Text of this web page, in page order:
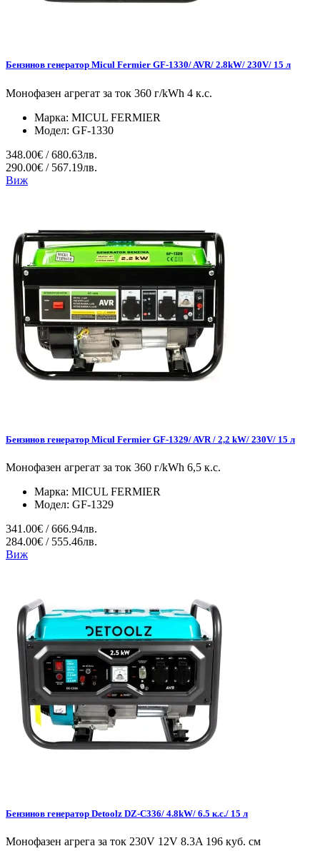
Бензинов генератор Micul Fermier GF-1330/ AVR/ 2.8kW/ 230V/ 15 л
Монофазен агрегат за ток 360 г/kWh 4 к.с.
Марка: MICUL FERMIER
Модел: GF-1330
348.00€ / 680.63лв.
290.00€ / 567.19лв.
Виж
Бензинов генератор Micul Fermier GF-1329/ AVR / 2,2 kW/ 230V/ 15 л
Монофазен агрегат за ток 360 г/kWh 6,5 к.с.
Марка: MICUL FERMIER
Модел: GF-1329
341.00€ / 666.94лв.
284.00€ / 555.46лв.
Виж
Бензинов генератор Detoolz DZ-C336/ 4.8kW/ 6.5 к.с./ 15 л
Монофазен агрега за ток 230V 12V 8.3A 196 куб. см